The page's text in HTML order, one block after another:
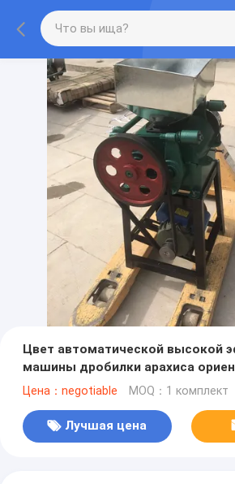
Цвет автоматической высокой
машины дробилки арахиса
заказчика
Цена：negotiable MOQ：1 комплект
Лучшая цена